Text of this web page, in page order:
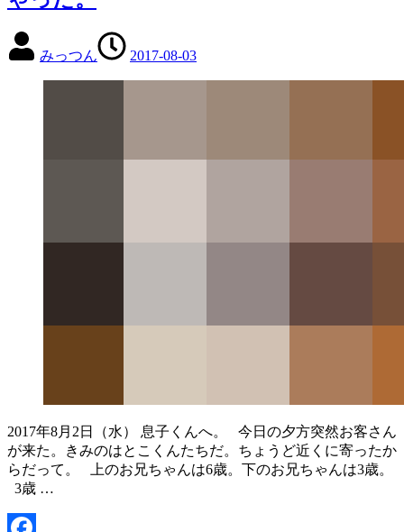
みっつん 2017-08-03
2017年8月2日（水） 息子くんへ。 今日の夕方突然お客さん
が来た。きみのはとこくんたちだ。ちょうど近くに寄ったか
らだって。 上のお兄ちゃんは6歳。下のお兄ちゃんは3歳。
3歳 …